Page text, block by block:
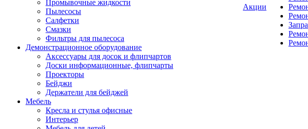
Промывочные жидкости
Пылесосы
Салфетки
Смазки
Фильтры для пылесоса
Демонстрационное оборудование
Аксессуары для досок и флипчартов
Доски информационные, флипчарты
Проекторы
Бейджи
Держатели для бейджей
Мебель
Кресла и стулья офисные
Интерьер
Акции